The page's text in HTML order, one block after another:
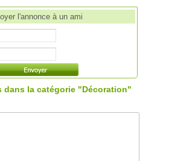
l'annonce à un ami
dans la catégorie "Décoration"